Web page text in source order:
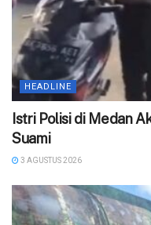
HEADLINE
‎Istri Polisi di Medan
Suami
3 AGUSTUS 2026